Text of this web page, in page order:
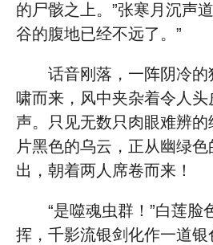
的尸骸之上。”张寒月沉声
谷的腹地已经不远了。”
话音刚落，一阵阴冷
啸而来，风中夹杂着令人
声。只见无数只肉眼难辨
片黑色的乌云，正从幽绿
出，朝着两人席卷而来！
“是噬魂虫群！”白莲脸
挥，千影流银剑化作一道